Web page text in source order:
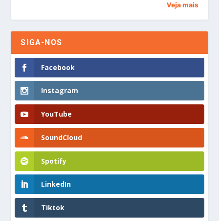
Veja mais
SIGA-NOS
Facebook
Instagram
YouTube
SoundCloud
Spotify
LinkedIn
Tiktok